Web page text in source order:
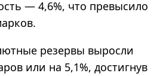
— 4,6%, что превысило
резервы выросли
или на 5,1%, достигнув